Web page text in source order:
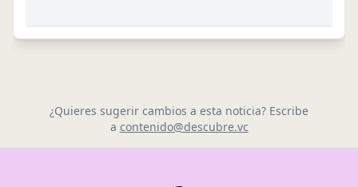
¿Quieres sugerir cambios a esta noticia? Escribe
a contenido@descubre.vc